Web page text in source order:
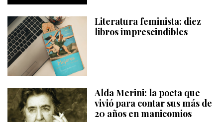
Literatura feminista: diez
libros imprescindibles
Alda Merini: la poeta que
vivió para contar sus más de
20 años en manicomios